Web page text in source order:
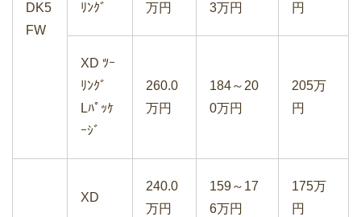
DK5
FW
ﾘﾝｸﾞ
万円
3万円
円
XD ﾂｰ
ﾘﾝｸﾞ
Lﾊﾟｯｹ
ｰｼﾞ
260.0
万円
184～20
0万円
205万
円
XD
240.0
万円
159～17
6万円
175万
円